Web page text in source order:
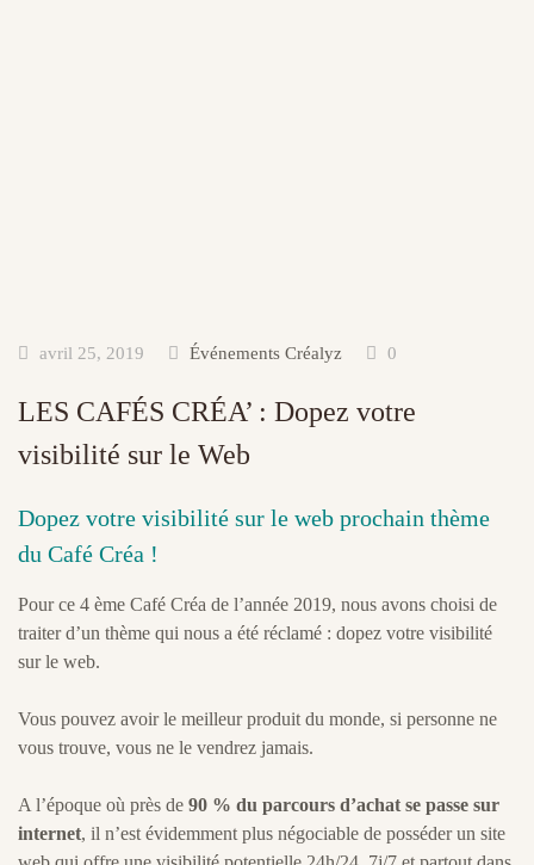
avril 25, 2019 Événements Créalyz 0
LES CAFÉS CRÉA’ : Dopez votre
visibilité sur le Web
Dopez votre visibilité sur le web prochain thème
du Café Créa !
Pour ce 4 ème Café Créa de l’année 2019, nous avons choisi de
traiter d’un thème qui nous a été réclamé : dopez votre visibilité
sur le web.
Vous pouvez avoir le meilleur produit du monde, si personne ne
vous trouve, vous ne le vendrez jamais.
A l’époque où près de 90 % du parcours d’achat se passe sur
internet, il n’est évidemment plus négociable de posséder un site